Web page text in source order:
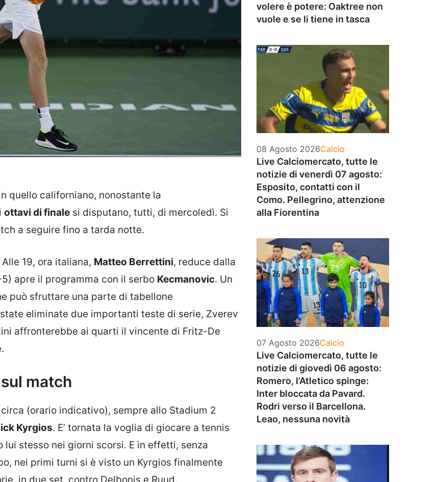
quello californiano, nonostante la
ottavi di finale si disputano, tutti, di mercoledì. Si
a seguire fino a tarda notte.
19, ora italiana, Matteo Berrettini, reduce dalla
apre il programma con il serbo Kecmanovic. Un
può sfruttare una parte di tabellone
eliminate due importanti teste di serie, Zverev
affronterebbe ai quarti il vincente di Fritz-De
match
(orario indicativo), sempre allo Stadium 2
Kyrgios. E’ tornata la voglia di giocare a tennis
stesso nei giorni scorsi. E in effetti, senza
nei primi turni si è visto un Kyrgios finalmente
volere è potere: Oaktree non
vuole e se li tiene in tasca
08 Agosto 2026Categorie
Calcio
Live Calciomercato, tutte le
notizie di venerdì 07 agosto:
Esposito, contatti con il
Como. Pellegrino, attenzione
alla Fiorentina
07 Agosto 2026Categorie
Calcio
Live Calciomercato, tutte le
notizie di giovedì 06 agosto:
Romero, l’Atletico spinge:
Inter bloccata da Pavard.
Rodri verso il Barcellona.
Leao, nessuna novità